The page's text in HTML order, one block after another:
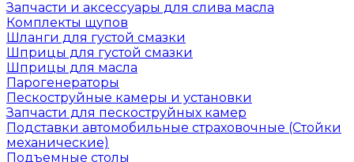
Запчасти и аксессуары для слива масла
Комплекты щупов
Шланги для густой смазки
Шприцы для густой смазки
Шприцы для масла
Парогенераторы
Пескоструйные камеры и установки
Запчасти для пескоструйных камер
Подставки автомобильные страховочные (Стойки
механические)
Подъемные столы